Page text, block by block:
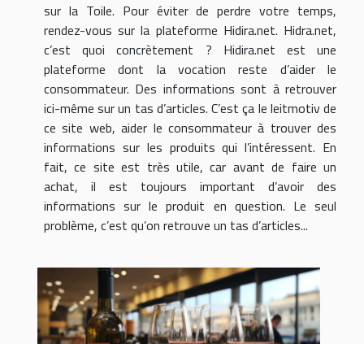
sur la Toile. Pour éviter de perdre votre temps,
rendez-vous sur la plateforme Hidira.net. Hidra.net,
c’est quoi concrètement ? Hidira.net est une
plateforme dont la vocation reste d’aider le
consommateur. Des informations sont à retrouver
ici-même sur un tas d’articles. C’est ça le leitmotiv de
ce site web, aider le consommateur à trouver des
informations sur les produits qui l’intéressent. En
fait, ce site est très utile, car avant de faire un
achat, il est toujours important d’avoir des
informations sur le produit en question. Le seul
problème, c’est qu’on retrouve un tas d’articles...